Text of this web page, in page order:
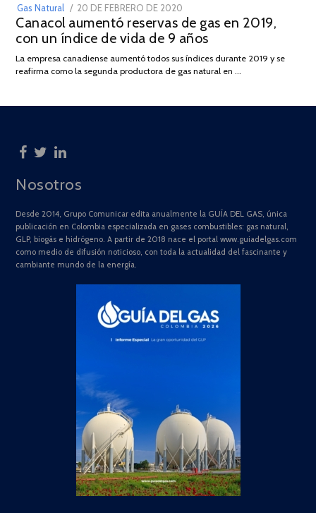
Gas Natural
POSTED
ON
20 DE FEBRERO DE 2020
DE
JULIO
2025
Canacol aumentó reservas de gas en 2019,
con un índice de vida de 9 años
La empresa canadiense aumentó todos sus índices durante 2019 y se
reafirma como la segunda productora de gas natural en …
Nosotros
Desde 2014, Grupo Comunicar edita anualmente la GUÍA DEL GAS, única
publicación en Colombia especializada en gases combustibles: gas natural,
GLP, biogás e hidrógeno. A partir de 2018 nace el portal www.guiadelgas.com
como medio de difusión noticioso, con toda la actualidad del fascinante y
cambiante mundo de la energía.